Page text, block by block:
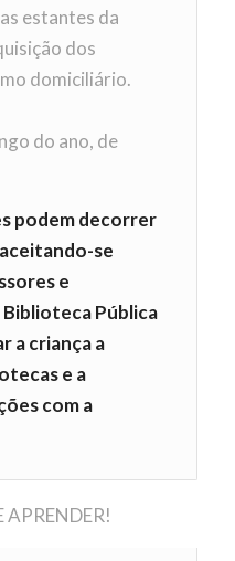
estantes da
dos
domiciliário.
do ano, de
podem decorrer
se
e
Biblioteca Pública
a criança a
e a
com a
APRENDER!